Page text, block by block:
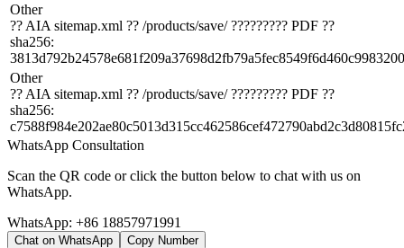
Other
?? AIA sitemap.xml ?? /products/save/ ????????? PDF ??
sha256:
Other
?? AIA sitemap.xml ?? /products/save/ ????????? PDF ??
sha256:
WhatsApp Consultation
Scan the QR code or click the button below to chat with us on
WhatsApp.
WhatsApp: +86 18857971991
Chat on WhatsApp Copy Number